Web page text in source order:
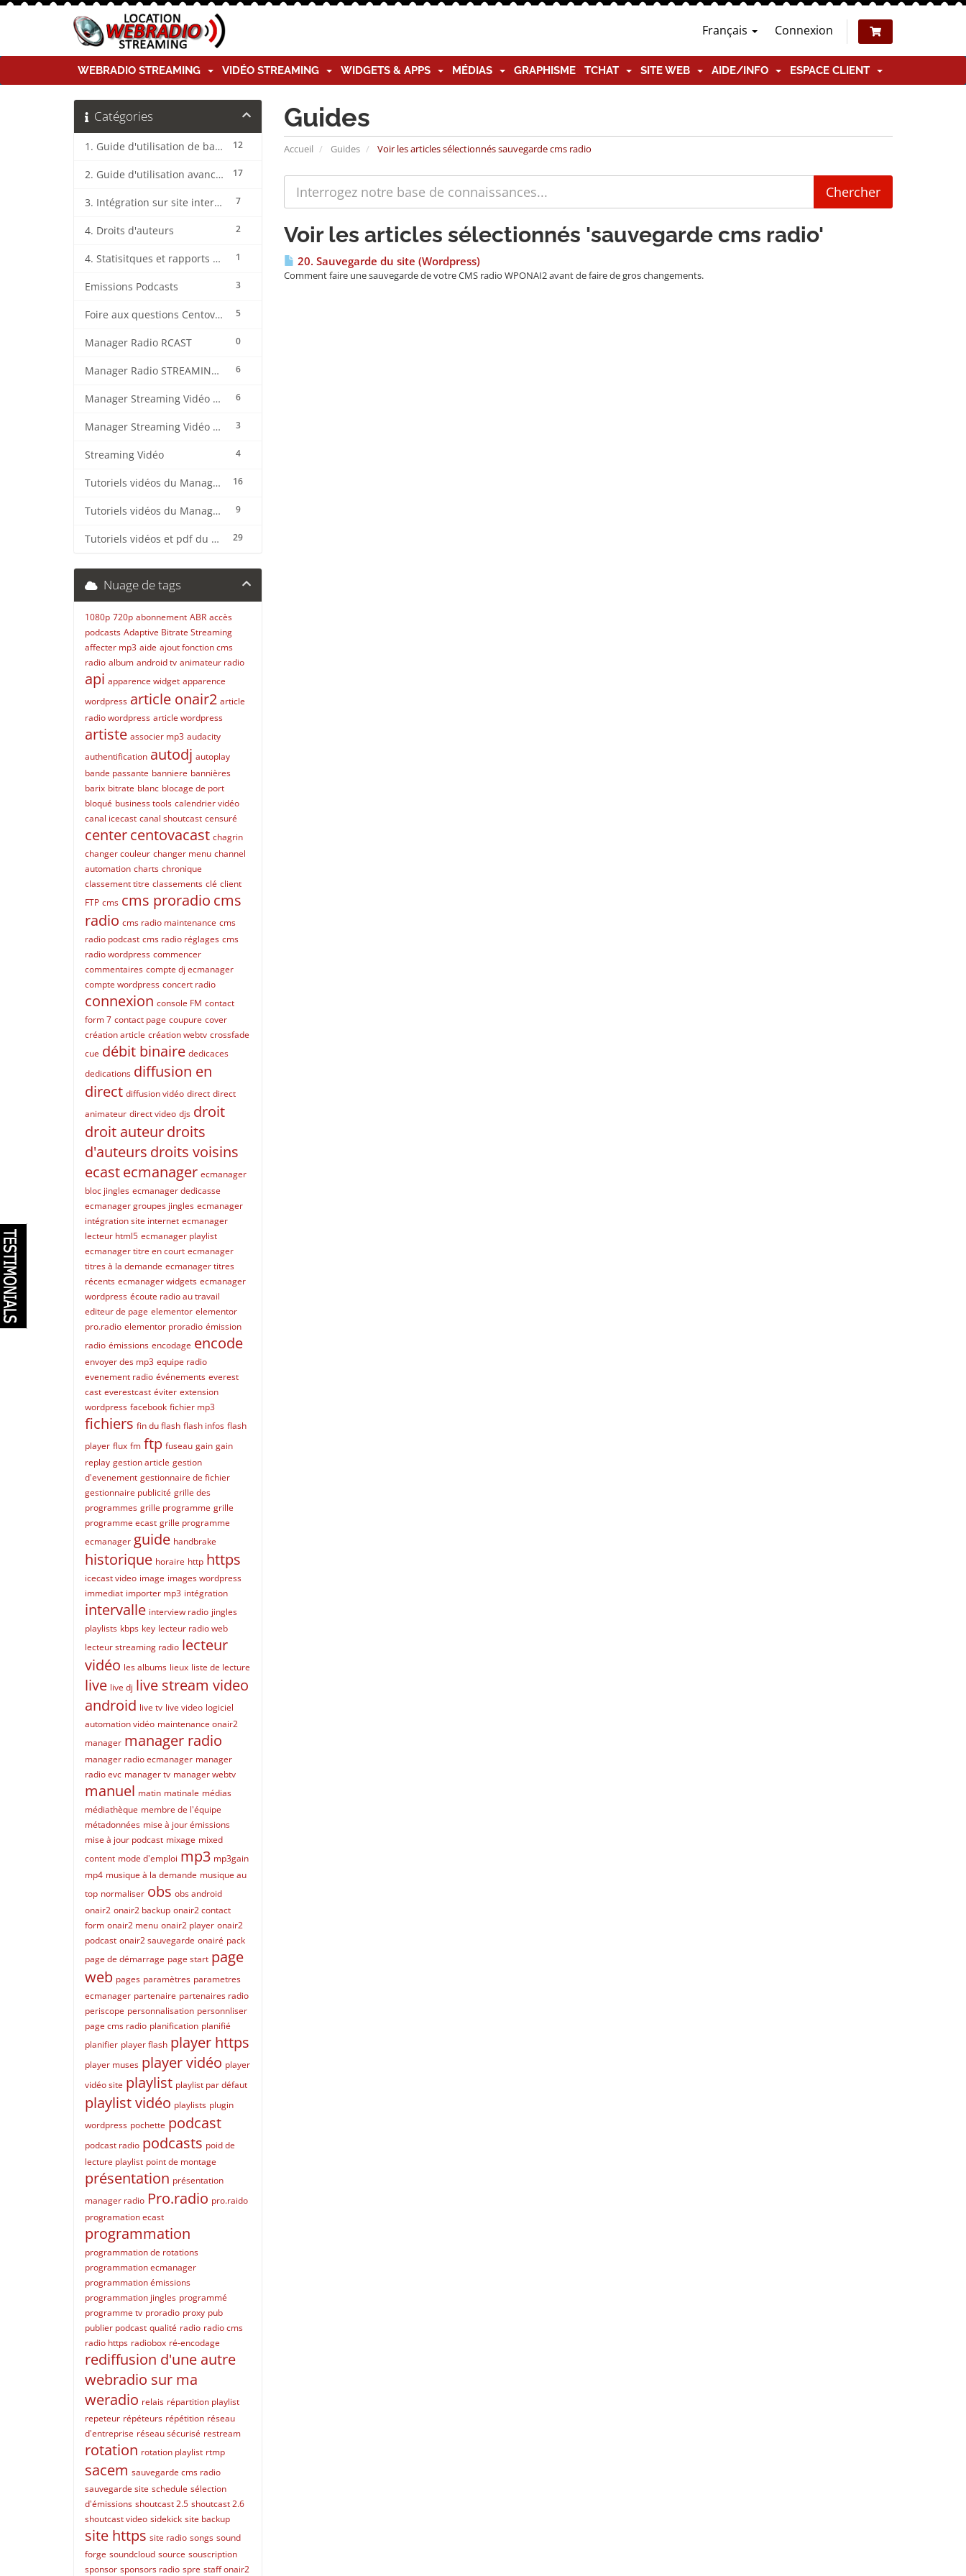
Français Connexion
WEBRADIO STREAMING VIDÉO STREAMING WIDGETS & APPS MÉDIAS GRAPHISME TCHAT SITE WEB AIDE/INFO ESPACE CLIENT
Guides
Accueil Guides Voir les articles sélectionnés sauvegarde cms radio
Catégories
12
1. Guide d'utilisation de base CentovaCast
17
2. Guide d'utilisation avancée CentovaCast
7
3. Intégration sur site internet CentovaCast
2
4. Droits d'auteurs
1
4. Statisitques et rapports CentovaCast
3
Emissions Podcasts
5
Foire aux questions CentovaCast
0
Manager Radio RCAST
6
Manager Radio STREAMING CENTER
6
Manager Streaming Vidéo TVMCP
3
Manager Streaming Vidéo VDO
4
Streaming Vidéo
16
Tutoriels vidéos du Manager Radio CentovaCast
9
Tutoriels vidéos du Manager Radio STREAMING CENTER
29
Tutoriels vidéos et pdf du CMS Radio Wordpress + OnAir2/Pro.Radio
Voir les articles sélectionnés 'sauvegarde cms radio'
20. Sauvegarde du site (Wordpress)
Comment faire une sauvegarde de votre CMS radio WPONAI2 avant de faire de gros changements.
Nuage de tags
1080p 720p abonnement ABR accès
podcasts Adaptive Bitrate Streaming
affecter mp3 aide ajout fonction cms
radio album android tv animateur radio
api apparence widget apparence
wordpress article onair2 article
radio wordpress article wordpress
artiste associer mp3 audacity
authentification autodj autoplay
bande passante banniere bannières
barix bitrate blanc blocage de port
bloqué business tools calendrier vidéo
canal icecast canal shoutcast censuré
centercentovacast chagrin
changer couleur changer menu channel
automation charts chronique
classement titre classements clé client
FTP cms cms proradio cms
radio cms radio maintenance cms
radio podcast cms radio réglages cms
radio wordpress commencer
commentaires compte dj ecmanager
compte wordpress concert radio
connexion console FM contact
form 7 contact page coupure cover
création article création webtv crossfade
cue débit binaire dedicaces
dedications diffusion en
direct diffusion vidéo direct direct
animateur direct video djs droit
droit auteurdroits
d'auteurs droits voisins
ecastecmanager ecmanager
bloc jingles ecmanager dedicasse
ecmanager groupes jingles ecmanager
intégration site internet ecmanager
lecteur html5 ecmanager playlist
ecmanager titre en court ecmanager
titres à la demande ecmanager titres
récents ecmanager widgets ecmanager
wordpress écoute radio au travail
editeur de page elementor elementor
pro.radio elementor proradio émission
radio émissions encodage encode
envoyer des mp3 equipe radio
evenement radio événements everest
cast everestcast éviter extension
wordpress facebook fichier mp3
fichiers fin du flash flash infos flash
player flux fm ftp fuseau gain gain
replay gestion article gestion
d'evenement gestionnaire de fichier
gestionnaire publicité grille des
programmes grille programme grille
programme ecast grille programme
ecmanager guide handbrake
historique horaire http https
icecast video image images wordpress
immediat importer mp3 intégration
intervalle interview radio jingles
playlists kbps key lecteur radio web
lecteur streaming radio lecteur
vidéo les albums lieux liste de lecture
live live dj live stream video
android live tv live video logiciel
automation vidéo maintenance onair2
manager manager radio
manager radio ecmanager manager
radio evc manager tv manager webtv
manuel matin matinale médias
médiathèque membre de l'équipe
métadonnées mise à jour émissions
mise à jour podcast mixage mixed
content mode d'emploi mp3 mp3gain
mp4 musique à la demande musique au
top normaliser obs obs android
onair2 onair2 backup onair2 contact
form onair2 menu onair2 player onair2
podcast onair2 sauvegarde onairé pack
page de démarrage page start page
web pages paramètres parametres
ecmanager partenaire partenaires radio
periscope personnalisation personnliser
page cms radio planification planifié
planifier player flash player https
player muses player vidéo player
vidéo site playlist playlist par défaut
playlist vidéo playlists plugin
wordpress pochette podcast
podcast radio podcasts poid de
lecture playlist point de montage
présentation présentation
manager radio Pro.radio pro.raido
programation ecast
programmation
programmation de rotations
programmation ecmanager
programmation émissions
programmation jingles programmé
programme tv proradio proxy pub
publier podcast qualité radio radio cms
radio https radiobox ré-encodage
rediffusion d'une autre
webradio sur ma
weradio relais répartition playlist
repeteur répéteurs répétition réseau
d'entreprise réseau sécurisé restream
rotation rotation playlist rtmp
sacem sauvegarde cms radio
sauvegarde site schedule sélection
d'émissions shoutcast 2.5 shoutcast 2.6
shoutcast video sidekick site backup
site https site radio songs sound
forge soundcloud source souscription
sponsor sponsors radio spre staff onair2